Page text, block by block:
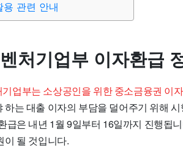
용 관련 안내
처기업부 이자환급
업부는 소상공인을 위한 중소금융권 이
하는 대출 이자의 부담을 덜어주기 위해
급은 내년 1월 9일부터 16일까지 진행됩
이 될 것입니다.